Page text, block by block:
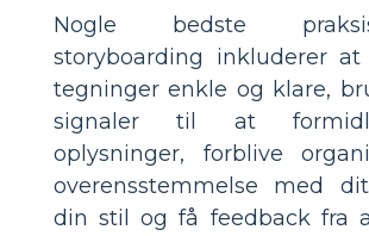
Nogle bedste
storyboarding inkluderer
tegninger enkle og klare,
signaler til at
oplysninger, forblive
overensstemmelse med
din stil og få feedback fra